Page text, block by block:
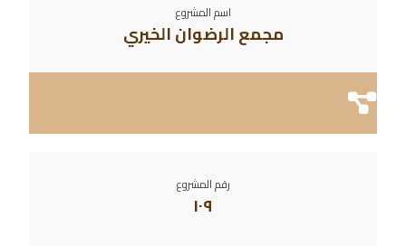
اسم المشروع
مجمع الرضوان الخيري
رقم المشروع
١٠٩